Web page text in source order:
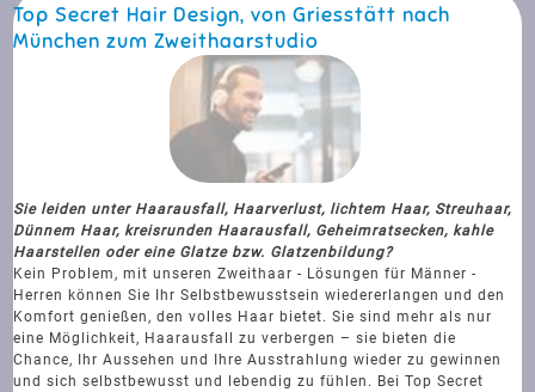
Top Secret Hair Design, von Griesstätt nach
München zum Zweithaarstudio
Sie leiden unter Haarausfall, Haarverlust, lichtem Haar, Streuhaar,
Dünnem Haar, kreisrunden Haarausfall, Geheimratsecken, kahle
Haarstellen oder eine Glatze bzw. Glatzenbildung?
Kein Problem, mit unseren Zweithaar - Lösungen für Männer -
Herren können Sie Ihr Selbstbewusstsein wiedererlangen und den
Komfort genießen, den volles Haar bietet. Sie sind mehr als nur
eine Möglichkeit, Haarausfall zu verbergen – sie bieten die
Chance, Ihr Aussehen und Ihre Ausstrahlung wieder zu gewinnen
und sich selbstbewusst und lebendig zu fühlen. Bei Top Secret